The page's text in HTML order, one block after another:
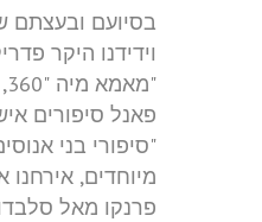
בסיועם ובעצתם
וידידנו היקר
פאנל סיפורים
"סיפורי בני
מיוחדים,
פרנקו מאל